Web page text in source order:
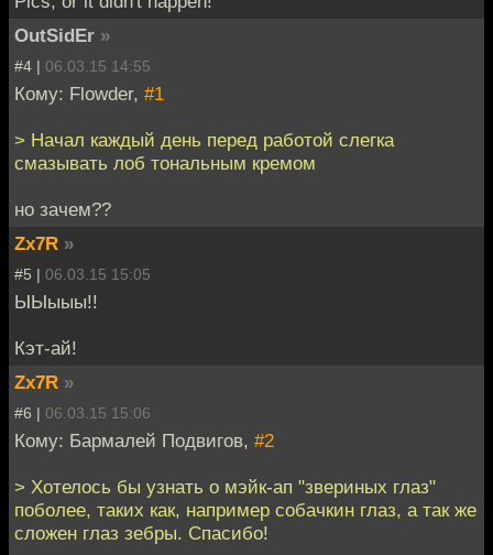
OutSidEr »
#4 | 06.03.15 14:55
Кому: Flowder, #1
> Начал каждый день перед работой слегка
смазывать лоб тональным кремом
но зачем??
Zx7R »
#5 | 06.03.15 15:05
ЫЫыыы!!
Кэт-ай!
Zx7R »
#6 | 06.03.15 15:06
Кому: Бармалей Подвигов, #2
> Хотелось бы узнать о мэйк-ап "звериных глаз"
поболее, таких как, например собачкин глаз, а так же
сложен глаз зебры. Спасибо!